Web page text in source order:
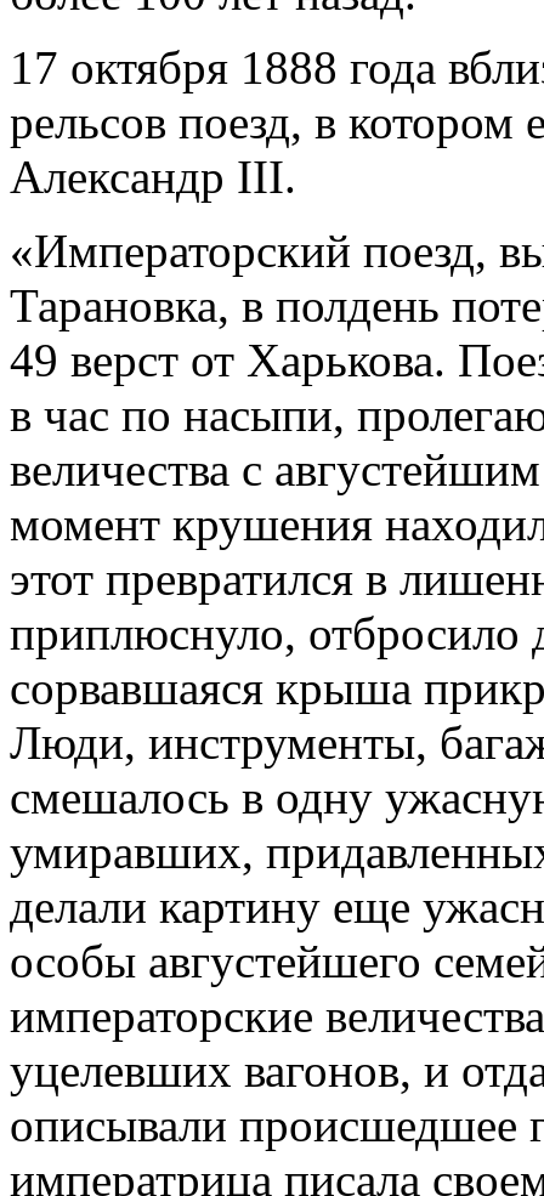
17 октября 1888 года
рельсов поезд, в котором
Александр III.
«Императорский поезд,
Тарановка, в полдень
49 верст от Харькова.
в час по насыпи,
величества с
момент крушения
этот превратился в
приплюснуло, отбросило
сорвавшаяся крыша
Люди, инструменты,
смешалось в одну
умиравших,
делали картину еще
особы августейшего
императорские
уцелевших вагонов, и
описывали происшедшее
императрица писала